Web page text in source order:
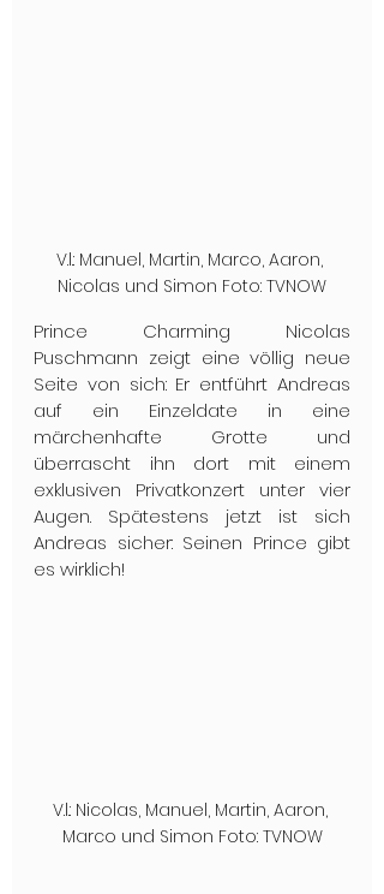
V.l.: Manuel, Martin, Marco, Aaron,
Nicolas und Simon Foto: TVNOW
Prince Charming Nicolas
Puschmann zeigt eine völlig neue
Seite von sich: Er entführt Andreas
auf ein Einzeldate in eine
märchenhafte Grotte und
überrascht ihn dort mit einem
exklusiven Privatkonzert unter vier
Augen. Spätestens jetzt ist sich
Andreas sicher: Seinen Prince gibt
es wirklich!
V.l.: Nicolas, Manuel, Martin, Aaron,
Marco und Simon Foto: TVNOW